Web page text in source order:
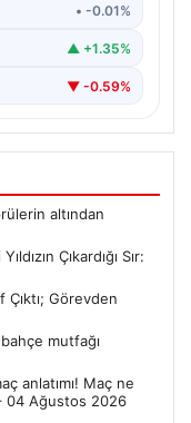
• -0.01%
▲ +1.35%
▼ -0.59%
altından
Çıkardığı Sır:
Görevden
mutfağı
anlatımı! Maç ne
04 Ağustos 2026